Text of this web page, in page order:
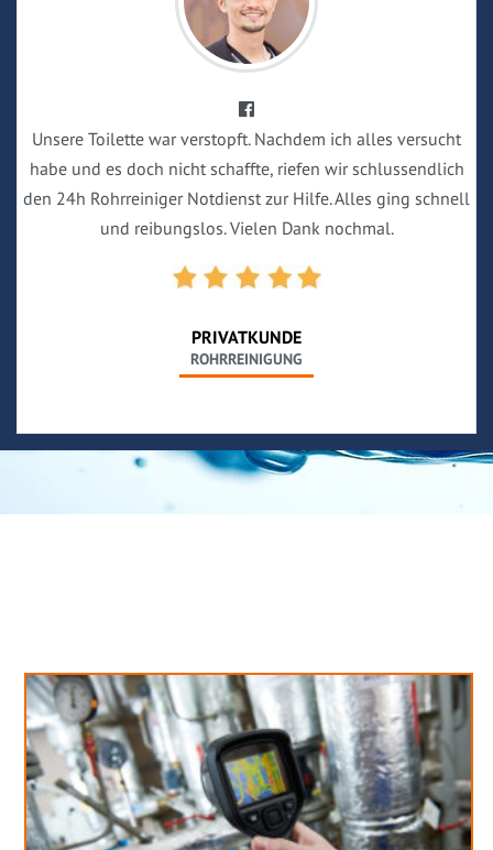
Unsere Toilette war verstopft. Nachdem ich alles versucht
habe und es doch nicht schaffte, riefen wir schlussendlich
den 24h Rohrreiniger Notdienst zur Hilfe. Alles ging schnell
und reibungslos. Vielen Dank nochmal.
PRIVATKUNDE
ROHRREINIGUNG